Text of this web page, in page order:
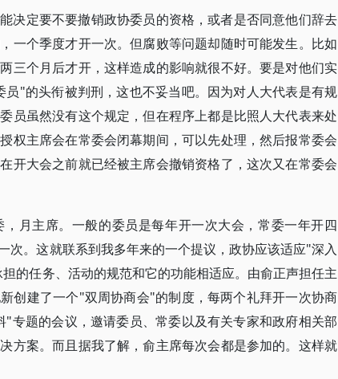
决定要不要撤销政协委员的资格，或者是否同意他们辞去
一个季度才开一次。但腐败等问题却随时可能发生。比如
三个月后才开，这样造成的影响就很不好。要是对他们实
"的头衔被判刑，这也不妥当吧。因为对人大代表是有规
员虽然没有这个规定，但在程序上都是比照人大代表来处
权主席会在常委会闭幕期间，可以先处理，然后报常委会
开大会之前就已经被主席会撤销资格了，这次又在常委会
月主席。一般的委员是每年开一次大会，常委一年开四
次。这就联系到我多年来的一个提议，政协应该适应"深入
的任务、活动的规范和它的功能相适应。由俞正声担任主
创建了一个"双周协商会"的制度，每两个礼拜开一次协商
专题的会议，邀请委员、常委以及有关专家和政府相关部
方案。而且据我了解，俞主席每次会都是参加的。这样就